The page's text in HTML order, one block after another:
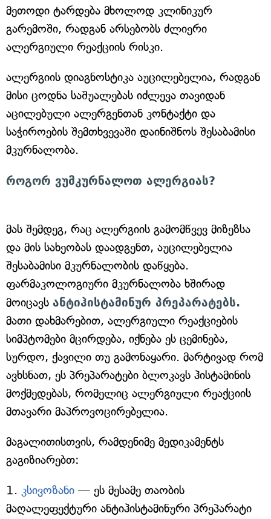
მეთოდი ტარდება მხოლოდ კლინიკურ
გარემოში, რადგან არსებობს ძლიერი
ალერგიული რეაქციის რისკი.
ალერგიის დიაგნოსტიკა აუცილებელია, რადგან
მისი ცოდნა საშუალებას იძლევა თავიდან
აცილებული ალერგენთან კონტაქტი და
საჭიროების შემთხვევაში დაინიშნოს შესაბამისი
მკურნალობა.
როგორ ვუმკურნალოთ ალერგიას?
მას შემდეგ, რაც ალერგიის გამომწვევ მიზეზსა
და მის სახეობას დაადგენთ, აუცილებელია
შესაბამისი მკურნალობის დაწყება.
ფარმაკოლოგიური მკურნალობა ხშირად
მოიცავს ანტიჰისტამინურ პრეპარატებს.
მათი დახმარებით, ალერგიული რეაქციების
სიმპტომები მცირდება, იქნება ეს ცემინება,
სურდო, ქავილი თუ გამონაყარი. მარტივად რომ
ავხსნათ, ეს პრეპარატები ბლოკავს ჰისტამინის
მოქმედებას, რომელიც ალერგიული რეაქციის
მთავარი მაპროვოცირებელია.
მაგალითისთვის, რამდენიმე მედიკამენტს
გაგიზიარებთ:
1. კსივოზანი — ეს მესამე თაობის
მაღალეფექტური ანტიჰისტამინური პრეპარატი